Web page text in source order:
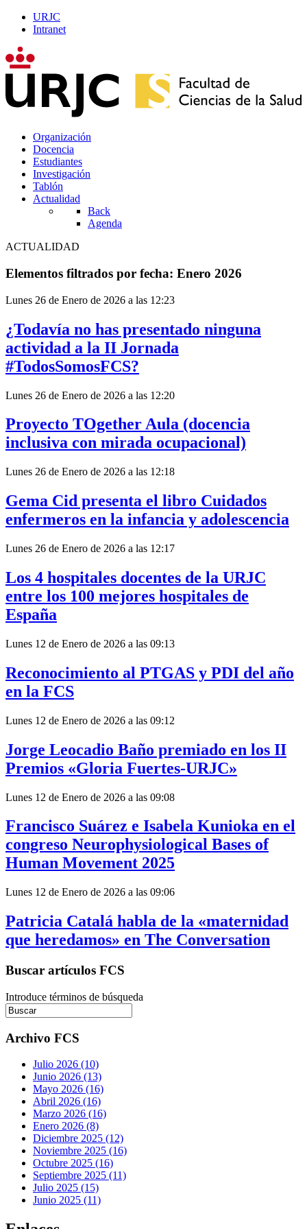
URJC
Intranet
Organización
Docencia
Estudiantes
Investigación
Tablón
Actualidad
Back
Agenda
ACTUALIDAD
Elementos filtrados por fecha: Enero 2026
Lunes 26 de Enero de 2026 a las 12:23
¿Todavía no has presentado ninguna
actividad a la II Jornada
#TodosSomosFCS?
Lunes 26 de Enero de 2026 a las 12:20
Proyecto TOgether Aula (docencia
inclusiva con mirada ocupacional)
Lunes 26 de Enero de 2026 a las 12:18
Gema Cid presenta el libro Cuidados
enfermeros en la infancia y adolescencia
Lunes 26 de Enero de 2026 a las 12:17
Los 4 hospitales docentes de la URJC
entre los 100 mejores hospitales de
España
Lunes 12 de Enero de 2026 a las 09:13
Reconocimiento al PTGAS y PDI del año
en la FCS
Lunes 12 de Enero de 2026 a las 09:12
Jorge Leocadio Baño premiado en los II
Premios «Gloria Fuertes-URJC»
Lunes 12 de Enero de 2026 a las 09:08
Francisco Suárez e Isabela Kunioka en el
congreso Neurophysiological Bases of
Human Movement 2025
Lunes 12 de Enero de 2026 a las 09:06
Patricia Catalá habla de la «maternidad
que heredamos» en The Conversation
Buscar artículos FCS
Introduce términos de búsqueda
Archivo FCS
Julio 2026 (10)
Junio 2026 (13)
Mayo 2026 (16)
Abril 2026 (16)
Marzo 2026 (16)
Enero 2026 (8)
Diciembre 2025 (12)
Noviembre 2025 (16)
Octubre 2025 (16)
Septiembre 2025 (11)
Julio 2025 (15)
Junio 2025 (11)